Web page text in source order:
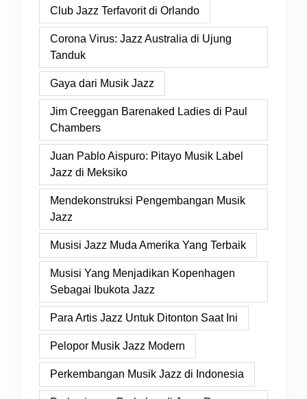
Club Jazz Terfavorit di Orlando
Corona Virus: Jazz Australia di Ujung
Tanduk
Gaya dari Musik Jazz
Jim Creeggan Barenaked Ladies di Paul
Chambers
Juan Pablo Aispuro: Pitayo Musik Label
Jazz di Meksiko
Mendekonstruksi Pengembangan Musik
Jazz
Musisi Jazz Muda Amerika Yang Terbaik
Musisi Yang Menjadikan Kopenhagen
Sebagai Ibukota Jazz
Para Artis Jazz Untuk Ditonton Saat Ini
Pelopor Musik Jazz Modern
Perkembangan Musik Jazz di Indonesia